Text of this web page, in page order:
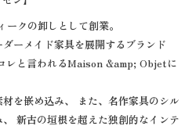
クの卸しとして創業。
ーメイド家具を展開するブランド
レと言われるMaison &amp; Objetに
を嵌め込み、 また、名作家具のシル
新古の垣根を超えた独創的なインテ